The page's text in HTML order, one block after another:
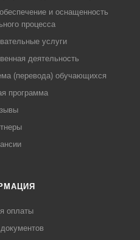
и оснащенность
процесса
услуги
деятельность
(перевода) обучающихся
программа
оплаты